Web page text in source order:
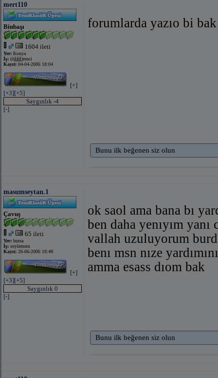
mert110
Binbaşı
1604 ileti
Yer: Konya
İş: (öğğğ)renci
Kayıt: 04-04-2006 18:04
[+]
[+3][+5]
Saygınlık -4
[-]
forumlarda yazıo bi bak
Bunu ilk beğenen siz olun
masumseytan.1
Çavuş
65 ileti
Yer: bursa
İş: soylemem
Kayıt: 26-06-2006 18:48
[+]
[+3][+5]
Saygınlık 0
[-]
ok saol ama bana bı
ben daha yenıyım yanı
vallah uzuluyorum
benı msn nıze
amma esass dıom bak
Bunu ilk beğenen siz olun